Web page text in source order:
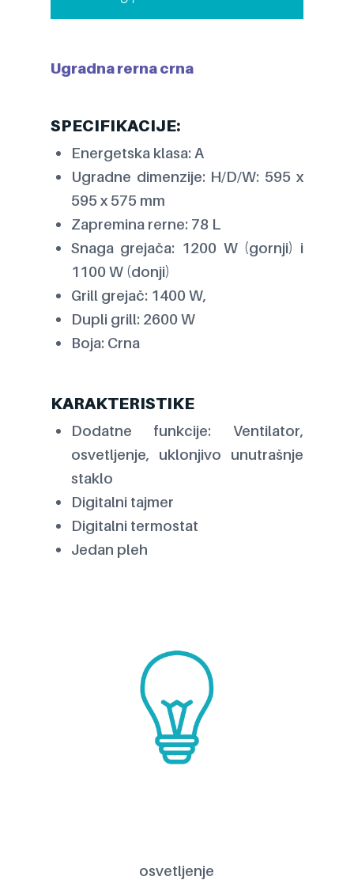
Ugradna rerna crna
SPECIFIKACIJE:
Energetska klasa: A
Ugradne dimenzije: H/D/W: 595 x
595 x 575 mm
Zapremina rerne: 78 L
Snaga grejača: 1200 W (gornji) i
1100 W (donji)
Grill grejač: 1400 W,
Dupli grill: 2600 W
Boja: Crna
KARAKTERISTIKE
Dodatne funkcije: Ventilator,
osvetljenje, uklonjivo unutrašnje
staklo
Digitalni tajmer
Digitalni termostat
Jedan pleh
osvetljenje